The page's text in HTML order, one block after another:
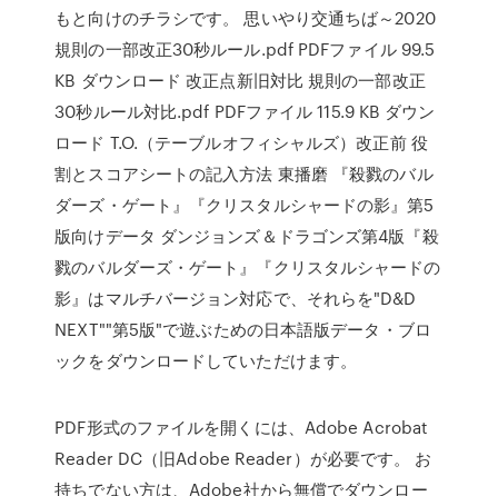
もと向けのチラシです。 思いやり交通ちば～2020
規則の一部改正30秒ルール.pdf PDFファイル 99.5
KB ダウンロード 改正点新旧対比 規則の一部改正
30秒ルール対比.pdf PDFファイル 115.9 KB ダウン
ロード T.O.（テーブルオフィシャルズ）改正前 役
割とスコアシートの記入方法 東播磨 『殺戮のバル
ダーズ・ゲート』『クリスタルシャードの影』第5
版向けデータ ダンジョンズ＆ドラゴンズ第4版『殺
戮のバルダーズ・ゲート』『クリスタルシャードの
影』はマルチバージョン対応で、それらを"D&D
NEXT""第5版"で遊ぶための日本語版データ・ブロ
ックをダウンロードしていただけます。
PDF形式のファイルを開くには、Adobe Acrobat
Reader DC（旧Adobe Reader）が必要です。 お
持ちでない方は、Adobe社から無償でダウンロー